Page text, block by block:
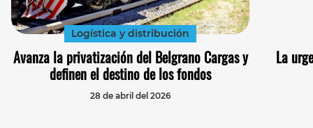
Logística y distribución
Avanza la privatización del Belgrano Cargas y
definen el destino de los fondos
28 de abril del 2026
La